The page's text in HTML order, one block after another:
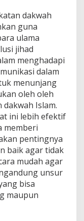
dakwah
guna
ulama
jihad
menghadapi
dalam
menunjang
oleh oleh
Islam.
ini lebih efektif
memberi
pentingnya
baik agar tidak
mudah agar
unsur
bisa
maupun